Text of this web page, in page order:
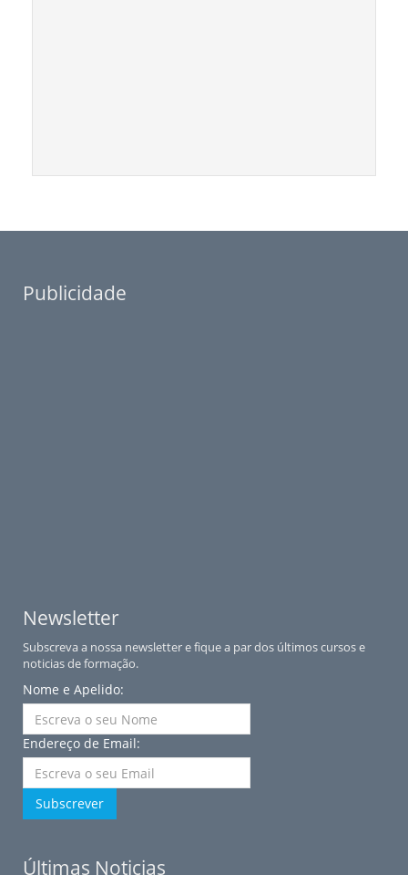
Publicidade
Newsletter
Subscreva a nossa newsletter e fique a par dos últimos cursos e
noticias de formação.
Nome e Apelido:
Endereço de Email:
Subscrever
Últimas Noticias